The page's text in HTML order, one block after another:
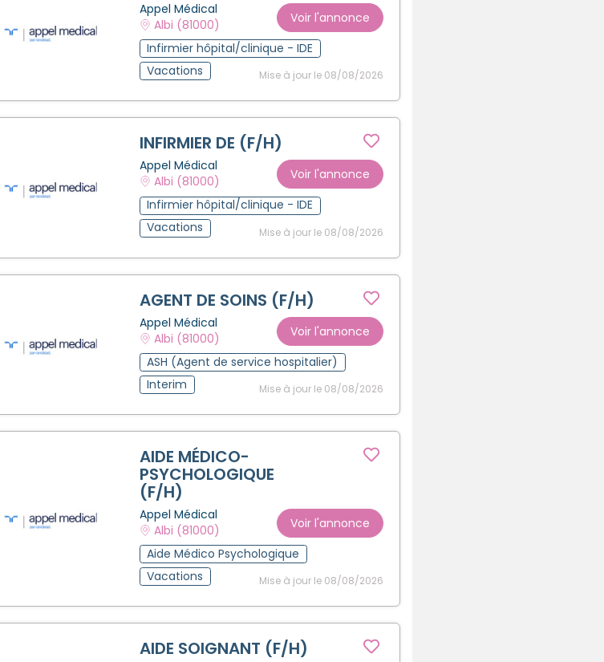
Appel Médical
Albi (81000)
Voir l'annonce
Infirmier hôpital/clinique - IDE
Vacations
Mise à jour le 08/08/2026
INFIRMIER DE (F/H)
Appel Médical
Albi (81000)
Voir l'annonce
Infirmier hôpital/clinique - IDE
Vacations
Mise à jour le 08/08/2026
AGENT DE SOINS (F/H)
Appel Médical
Albi (81000)
Voir l'annonce
ASH (Agent de service hospitalier)
Interim
Mise à jour le 08/08/2026
AIDE MÉDICO-
PSYCHOLOGIQUE
(F/H)
Appel Médical
Albi (81000)
Voir l'annonce
Aide Médico Psychologique
Vacations
Mise à jour le 08/08/2026
AIDE SOIGNANT (F/H)